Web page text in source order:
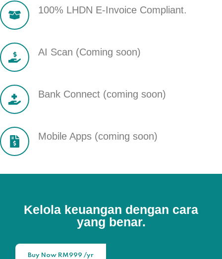
100% LHDN E-Invoice Compliant.
AI Scan (Coming soon)
Bank Connect (coming soon)
Mobile Apps (coming soon)
Kelola keuangan dengan cara
yang benar.
Buy Now RM999 /yr